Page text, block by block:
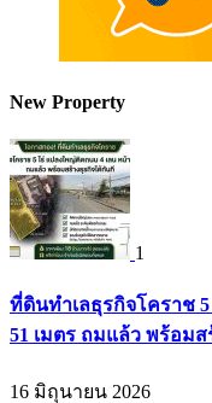
New Property
1
ที่ดินทำเลธุรกิจโคราช
51 เมตร ถมแล้ว พร้อม
16 มิถุนายน 2026